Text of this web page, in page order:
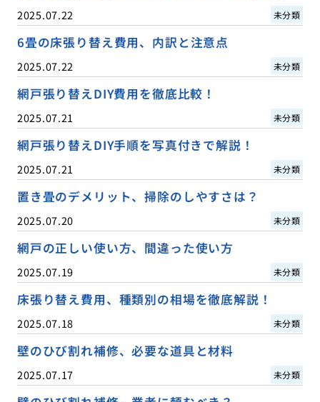
2025.07.22 未分類
6畳の床張り替え費用、内訳と注意点
2025.07.22 未分類
網戸張り替えDIY費用を徹底比較！
2025.07.21 未分類
網戸張り替えDIY手順を写真付きで解説！
2025.07.21 未分類
置き畳のデメリット、掃除のしやすさは？
2025.07.20 未分類
網戸の正しい使い方、間違った使い方
2025.07.19 未分類
床張り替え費用、種類別の相場を徹底解説！
2025.07.18 未分類
壁のひび割れ補修、必要な道具と材料
2025.07.17 未分類